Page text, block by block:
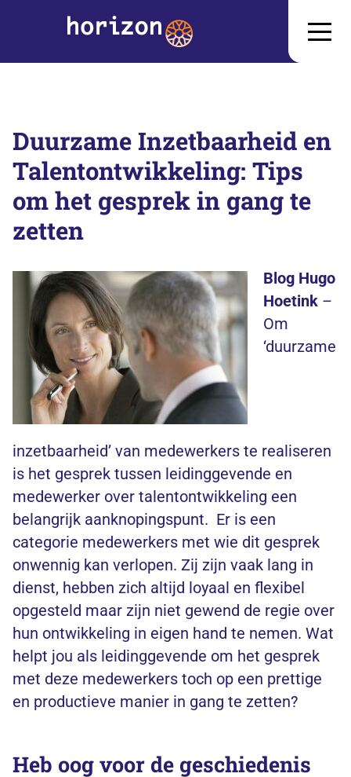
Duurzame Inzetbaarheid en
Talentontwikkeling: Tips
om het gesprek in gang te
zetten
Blog Hugo
Hoetink –
Om
‘duurzame
inzetbaarheid’ van medewerkers te realiseren
is het gesprek tussen leidinggevende en
medewerker over talentontwikkeling een
belangrijk aanknopingspunt. Er is een
categorie medewerkers met wie dit gesprek
onwennig kan verlopen. Zij zijn vaak lang in
dienst, hebben zich altijd loyaal en flexibel
opgesteld maar zijn niet gewend de regie over
hun ontwikkeling in eigen hand te nemen. Wat
helpt jou als leidinggevende om het gesprek
met deze medewerkers toch op een prettige
en productieve manier in gang te zetten?
Heb oog voor de geschiedenis